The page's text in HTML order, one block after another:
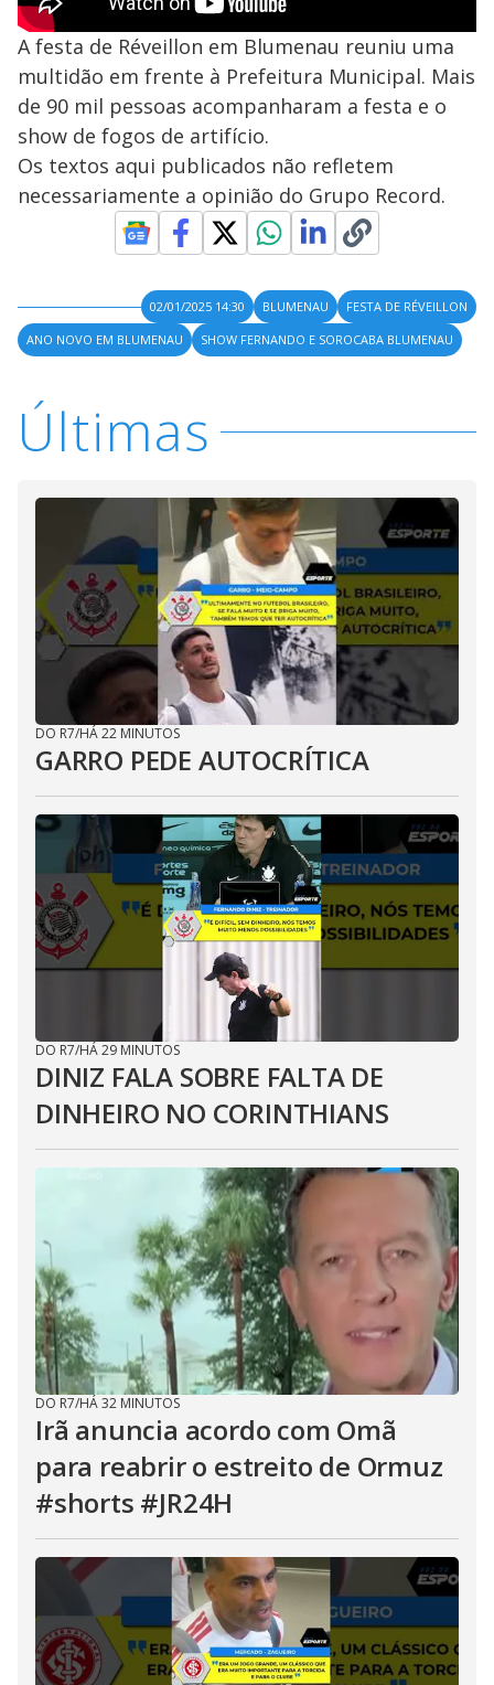
A festa de Réveillon em Blumenau reuniu uma
multidão em frente à Prefeitura Municipal. Mais
de 90 mil pessoas acompanharam a festa e o
show de fogos de artifício.
Os textos aqui publicados não refletem
necessariamente a opinião do Grupo Record.
02/01/2025 14:30 BLUMENAU
FESTA DE RÉVEILLON
ANO NOVO EM BLUMENAU
SHOW FERNANDO E SOROCABA BLUMENAU
Últimas
DO R7/HÁ 22 MINUTOS
GARRO PEDE AUTOCRÍTICA
DO R7/HÁ 29 MINUTOS
DINIZ FALA SOBRE FALTA DE
DINHEIRO NO CORINTHIANS
DO R7/HÁ 32 MINUTOS
Irã anuncia acordo com Omã
para reabrir o estreito de Ormuz
#shorts #JR24H